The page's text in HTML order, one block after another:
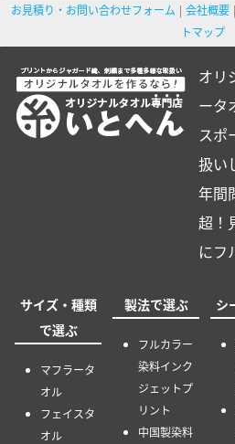
お見積り・お問い合わせフォーム 会社概要
トマップ
オリ
ータ
スポ
扱い
年間
超！
にフ
サイズ・種類
で選ぶ
マフラータ
オル
フェイスタ
オル
製法で選ぶ
フルカラー
染料インク
ジェットプ
リント
中国製染料
シ